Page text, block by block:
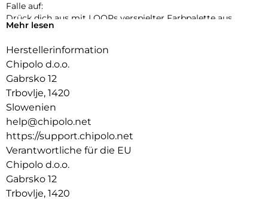
Falle auf:
Drück dich aus mit LOOPs verspielter Farbpalette aus
Pastell- und klassischen Tönen. Bereit, deinen Stil überallhin
Einfach aufladen:
LOOP wurde für deinen Komfort und mit Rücksicht auf den
neuer Lieblingsbegleiter zu werden.
Leicht zu hören, leicht zu finden:
Verlegte Gegenstände wiederzufinden sollte einfach sein.
Der extra laute Ton und die erweiterte Reichweite von LOOP
führen dich in wenigen Sekunden zu deinen wichtigsten
Sachen.
Mehr lesen
Herstellerinformation
Chipolo d.o.o.
Gabrsko 12
Trbovlje, 1420
Slowenien
help@chipolo.net
https://support.chipolo.net
Verantwortliche für die EU
Chipolo d.o.o.
Gabrsko 12
Trbovlje, 1420